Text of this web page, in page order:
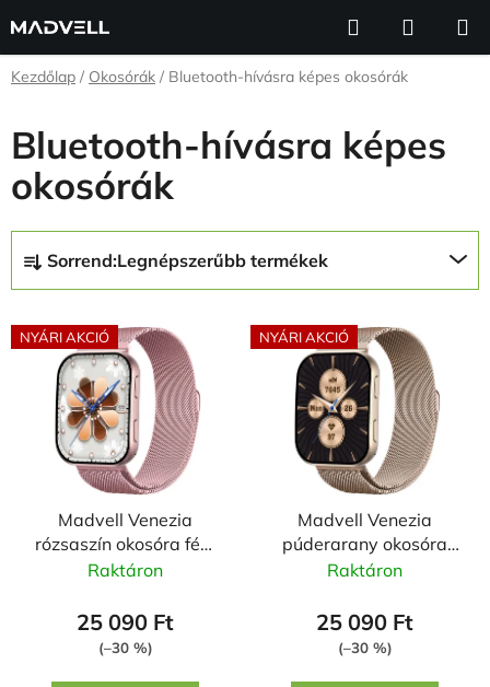
fő
tartalomhoz
KeresésKOSÁR
Kezdőlap / Okosórák / Bluetooth-hívásra képes okosórák
Bluetooth-hívásra képes
okosórák
r
m
é
Sorrend:Legnépszerűbb termékek
T
e
NYÁRI AKCIÓ
Madvell Venezia
rózsaszín okosóra fém
szíjjal + szilikon szíjjal
Raktáron
25 090 Ft
(–30 %)
NYÁRI AKCIÓ
Madvell Venezia
púderarany okosóra
fém szíjjal + szilikon
Raktáron
25 090 Ft
(–30 %)